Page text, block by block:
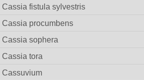
Cassia fistula sylvestris
Cassia procumbens
Cassia sophera
Cassia tora
Cassuvium